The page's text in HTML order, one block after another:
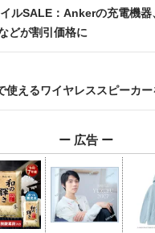
ルSALE：Ankerの充電機器
どが割引価格に
使えるワイヤレススピーカ
ー 広告 ー